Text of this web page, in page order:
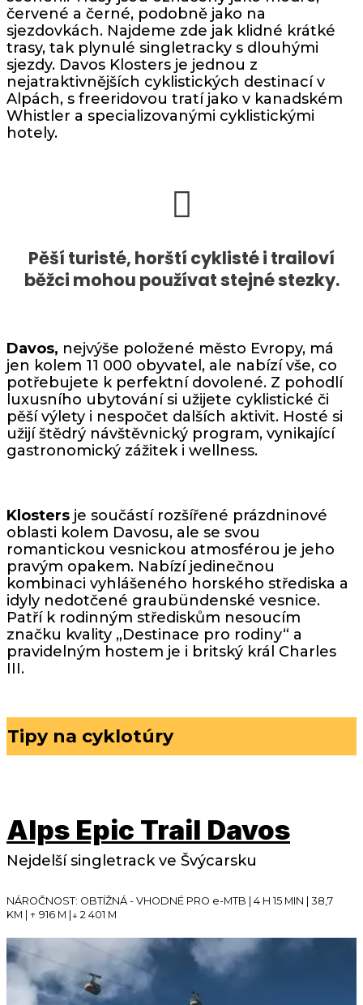
červené a černé, podobně jako na
sjezdovkách. Najdeme zde jak klidné krátké
trasy, tak plynulé singletracky s dlouhými
sjezdy. Davos Klosters je jednou z
nejatraktivnějších cyklistických destinací v
Alpách, s freeridovou tratí jako v kanadském
Whistler a specializovanými cyklistickými
hotely.
Pěší turisté, horští cyklisté i trailoví
běžci mohou používat stejné stezky.
Davos, nejvýše položené město Evropy, má
jen kolem 11 000 obyvatel, ale nabízí vše, co
potřebujete k perfektní dovolené. Z pohodlí
luxusního ubytování si užijete cyklistické či
pěší výlety i nespočet dalších aktivit. Hosté si
užijí štědrý návštěvnický program, vynikající
gastronomický zážitek i wellness.
Klosters je součástí rozšířené prázdninové
oblasti kolem Davosu, ale se svou
romantickou vesnickou atmosférou je jeho
pravým opakem. Nabízí jedinečnou
kombinaci vyhlášeného horského střediska a
idyly nedotčené graubündenské vesnice.
Patří k rodinným střediskům nesoucím
značku kvality „Destinace pro rodiny“ a
pravidelným hostem je i britský král Charles
III.
Tipy na cyklotúry
Alps Epic Trail Davos
Nejdelší singletrack ve Švýcarsku
NÁROČNOST: OBTÍŽNÁ - VHODNÉ PRO e-MTB | 4 H 15 MIN | 38,7
KM | ↑ ­916 M |↓ 2 401 M